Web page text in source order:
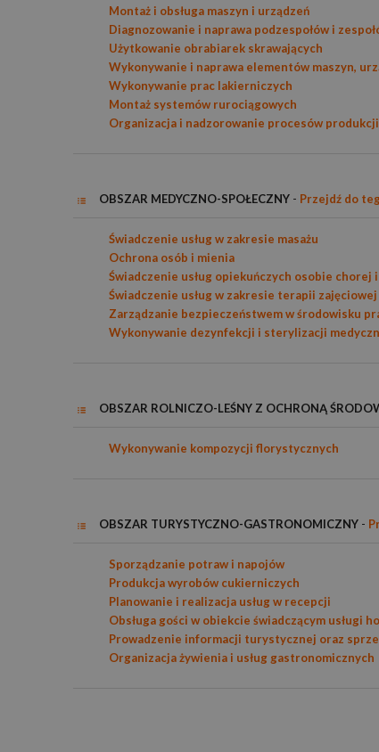
Montaż i obsługa maszyn i urządzeń
Diagnozowanie i naprawa podzespołów i
Użytkowanie obrabiarek skrawających
Wykonywanie i naprawa elementów maszyn,
Wykonywanie prac lakierniczych
Montaż systemów rurociągowych
Organizacja i nadzorowanie procesów
OBSZAR MEDYCZNO-SPOŁECZNY - Przejdź do
Świadczenie usług w zakresie masażu
Ochrona osób i mienia
Świadczenie usług opiekuńczych osobie chorej
Świadczenie usług w zakresie terapii zajęciowej
Zarządzanie bezpieczeństwem w środowisku
Wykonywanie dezynfekcji i sterylizacji
OBSZAR ROLNICZO-LEŚNY Z OCHRONĄ
Wykonywanie kompozycji florystycznych
OBSZAR TURYSTYCZNO-GASTRONOMICZNY -
Sporządzanie potraw i napojów
Produkcja wyrobów cukierniczych
Planowanie i realizacja usług w recepcji
Obsługa gości w obiekcie świadczącym usługi
Prowadzenie informacji turystycznej oraz
Organizacja żywienia i usług gastronomicznych